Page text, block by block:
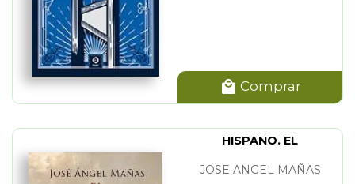
Comprar
HISPANO. EL
JOSE ANGEL MAÑAS